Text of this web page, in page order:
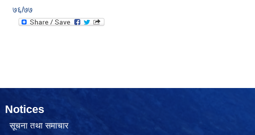
७६/७७
Notices
सूचना तथा समाचार